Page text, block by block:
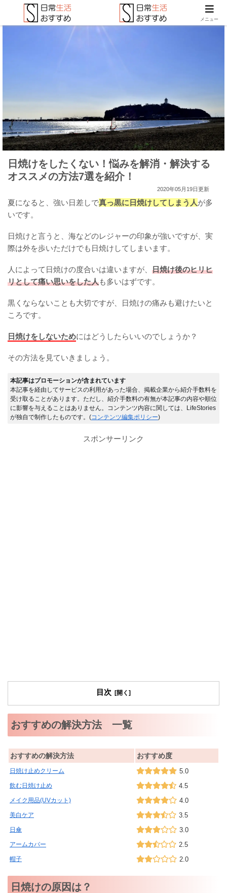
日焼けをしたくない！悩みを解消・解決する
オススメの方法7選を紹介！
2020年05月19日更新
夏になると、強い日差しで真っ黒に日焼けしてしまう人が多
いです。
日焼けと言うと、海などのレジャーの印象が強いですが、実
際は外を歩いただけでも日焼けしてしまいます。
人によって日焼けの度合いは違いますが、 日焼け後のヒリヒ
リとして痛い思いをした人も多いはずです。
黒くならないことも大切ですが、日焼けの痛みも避けたいと
ころです。
日焼けをしないためにはどうしたらいいのでしょうか？
その方法を見ていきましょう。
本記事はプロモーションが含まれています
本記事を経由してサービスの利用があった場合、掲載企業から紹介手数料を
受け取ることがあります。ただし、紹介手数料の有無が本記事の内容や順位
に影響を与えることはありません。コンテンツ内容に関しては、LifeStories
が独自で制作したものです。(コンテンツ編集ポリシー)
スポンサーリンク
目次
おすすめの解決方法 一覧
おすすめの解決方法 おすすめ度
日焼け止めクリーム 5.0
飲む日焼け止め 4.5
メイク用品(UVカット) 4.0
美白ケア 3.5
日傘 3.0
アームカバー 2.5
帽子 2.0
日焼けの原因は？
メニュー